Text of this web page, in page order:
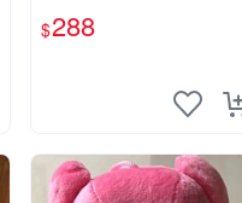
$288